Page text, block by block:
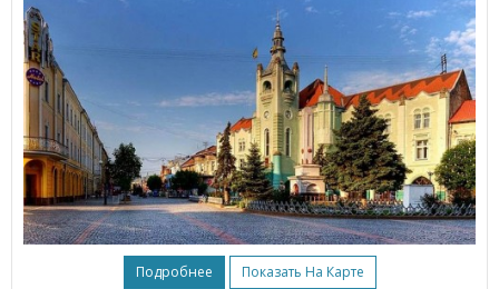
Подробнее Показать На Карте